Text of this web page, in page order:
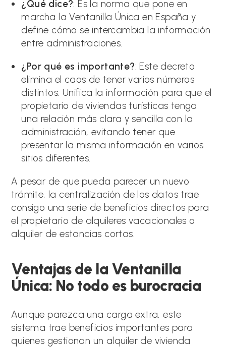
¿Qué dice?: Es la norma que pone en
marcha la Ventanilla Única en España y
define cómo se intercambia la información
entre administraciones.
¿Por qué es importante?: Este decreto
elimina el caos de tener varios números
distintos. Unifica la información para que el
propietario de viviendas turísticas tenga
una relación más clara y sencilla con la
administración, evitando tener que
presentar la misma información en varios
sitios diferentes.
A pesar de que pueda parecer un nuevo
trámite, la centralización de los datos trae
consigo una serie de beneficios directos para
el propietario de alquileres vacacionales o
alquiler de estancias cortas.
Ventajas de la Ventanilla
Única: No todo es burocracia
Aunque parezca una carga extra, este
sistema trae beneficios importantes para
quienes gestionan un alquiler de vivienda